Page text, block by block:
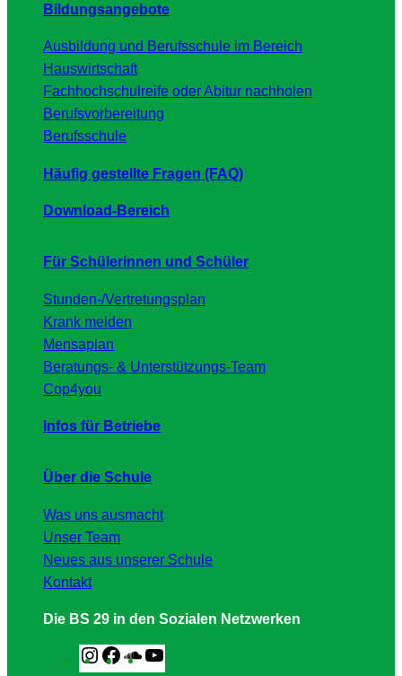
Bildungsangebote
Ausbildung und Berufsschule im Bereich
Hauswirtschaft
Fachhochschulreife oder Abitur nachholen
Berufsvorbereitung
Berufsschule
Häufig gestellte Fragen (FAQ)
Download-Bereich
Für Schülerinnen und Schüler
Stunden-/Vertretungsplan
Krank melden
Mensaplan
Beratungs- & Unterstützungs-Team
Cop4you
Infos für Betriebe
Über die Schule
Was uns ausmacht
Unser Team
Neues aus unserer Schule
Kontakt
Die BS 29 in den Sozialen Netzwerken
I
F
S